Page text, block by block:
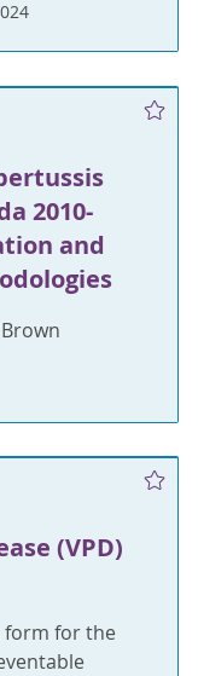
2010-
and
(VPD)
form for the